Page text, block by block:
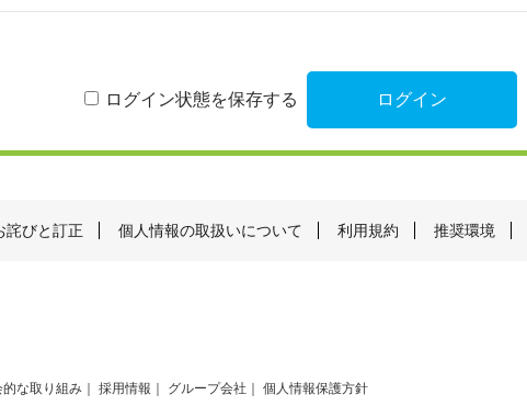
ログイン状態を保存する
詫びと訂正 個人情報の取扱いについて 利用規約 推奨環境
的な取り組み 採用情報 グループ会社 個人情報保護方針